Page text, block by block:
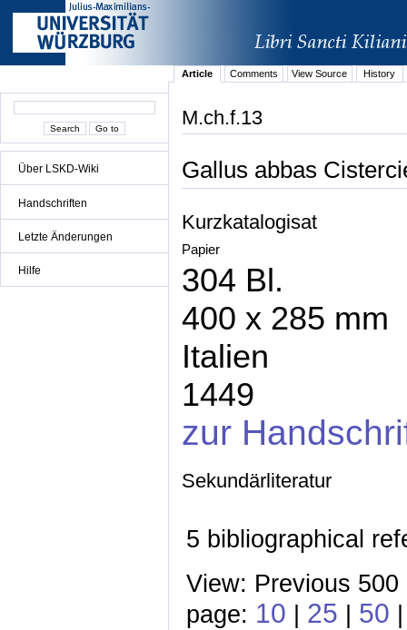
Über LSKD-Wiki
Handschriften
Letzte Änderungen
Hilfe
Article Comments View Source History
M.ch.f.13
Gallus abbas
Kurzkatalogisat
Papier
304 Bl.
400 x 285 mm
Italien
1449
zur
Sekundärliteratur
5 bibliographical
View: Previous
page: 10 | 25 | 50